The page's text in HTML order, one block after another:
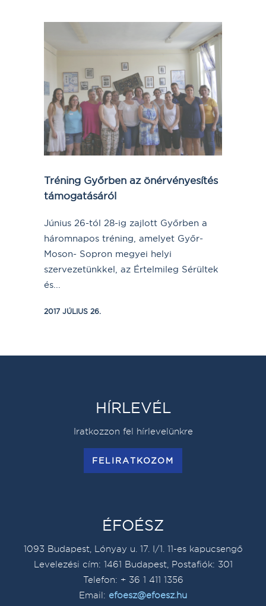
Tréning Győrben az önérvényesítés
támogatásáról
Június 26-tól 28-ig zajlott Győrben a
háromnapos tréning, amelyet Győr-
Moson- Sopron megyei helyi
szervezetünkkel, az Értelmileg Sérültek
és...
2017 JÚLIUS 26.
HÍRLEVÉL
Iratkozzon fel hírlevelünkre
FELIRATKOZOM
ÉFOÉSZ
1093 Budapest, Lónyay u. 17. I/1. 11-es kapucsengő
Levelezési cím: 1461 Budapest, Postafiók: 301
Telefon: + 36 1 411 1356
Email: efoesz@efoesz.hu